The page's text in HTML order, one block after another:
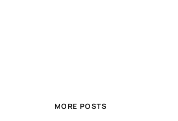
MORE POSTS